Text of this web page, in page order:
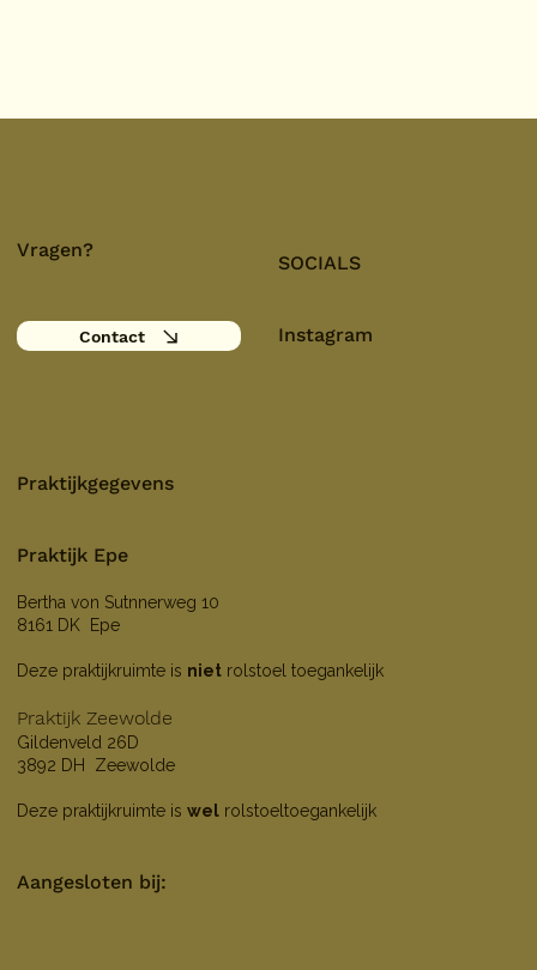
SOCIALS
Instagram
Aangesloten bij:
Vragen?
Contact
Praktijkgegevens
Praktijk Epe
Bertha von Sutnnerweg 10
8161 DK Epe
Deze praktijkruimte is nietrolstoel toegankelijk
Praktijk Zeewolde
Gildenveld 26D
3892 DH Zeewolde
Deze praktijkruimte is welrolstoeltoegankelijk